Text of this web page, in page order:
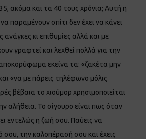
ακόμα και τα 40 τους χρόνια; Αυτή η
παραμένουν σπίτι δεν έχει να κάνει
ανάγκες κι επιθυμίες αλλά και με
γραφτεί και λεχθεί πολλά για την
εκείνα τα: «ζακέτα μην
«να με πάρεις τηλέφωνο μόλις
βέβαια το χιούμορ χρησιμοποιείται
αλήθεια. Το σίγουρο είναι πως όταν
εντελώς η ζωή σου. Παύεις να
σου, την καλοπέρασή σου και έχεις